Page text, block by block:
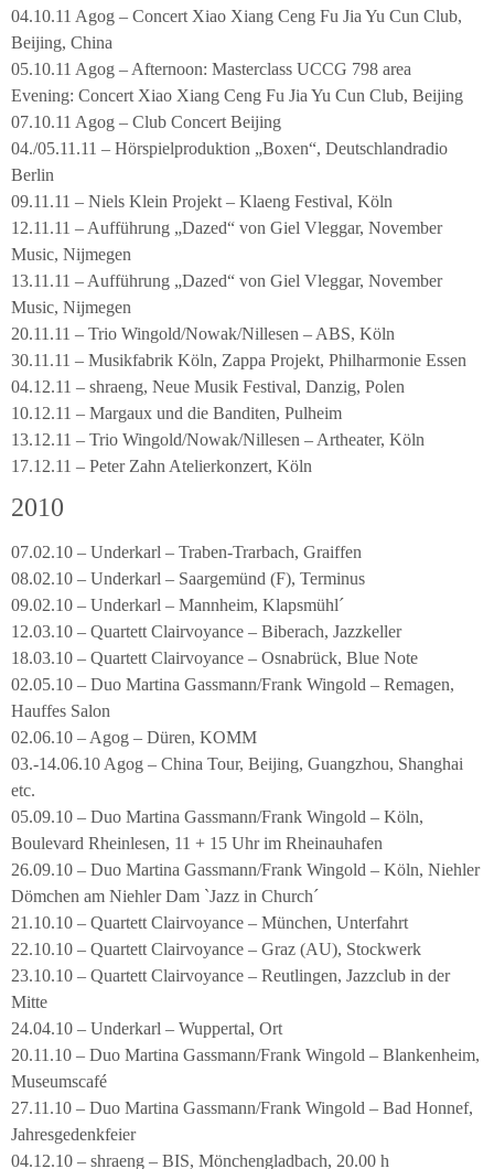
04.10.11 Agog – Concert Xiao Xiang Ceng Fu Jia Yu Cun Club,
Beijing, China
05.10.11 Agog – Afternoon: Masterclass UCCG 798 area
Evening: Concert Xiao Xiang Ceng Fu Jia Yu Cun Club, Beijing
07.10.11 Agog – Club Concert Beijing
04./05.11.11 – Hörspielproduktion „Boxen“, Deutschlandradio
Berlin
09.11.11 – Niels Klein Projekt – Klaeng Festival, Köln
12.11.11 – Aufführung „Dazed“ von Giel Vleggar, November
Music, Nijmegen
13.11.11 – Aufführung „Dazed“ von Giel Vleggar, November
Music, Nijmegen
20.11.11 – Trio Wingold/Nowak/Nillesen – ABS, Köln
30.11.11 – Musikfabrik Köln, Zappa Projekt, Philharmonie Essen
04.12.11 – shraeng, Neue Musik Festival, Danzig, Polen
10.12.11 – Margaux und die Banditen, Pulheim
13.12.11 – Trio Wingold/Nowak/Nillesen – Artheater, Köln
17.12.11 – Peter Zahn Atelierkonzert, Köln
2010
07.02.10 – Underkarl – Traben-Trarbach, Graiffen
08.02.10 – Underkarl – Saargemünd (F), Terminus
09.02.10 – Underkarl – Mannheim, Klapsmühl´
12.03.10 – Quartett Clairvoyance – Biberach, Jazzkeller
18.03.10 – Quartett Clairvoyance – Osnabrück, Blue Note
02.05.10 – Duo Martina Gassmann/Frank Wingold – Remagen,
Hauffes Salon
02.06.10 – Agog – Düren, KOMM
03.-14.06.10 Agog – China Tour, Beijing, Guangzhou, Shanghai
etc.
05.09.10 – Duo Martina Gassmann/Frank Wingold – Köln,
Boulevard Rheinlesen, 11 + 15 Uhr im Rheinauhafen
26.09.10 – Duo Martina Gassmann/Frank Wingold – Köln, Niehler
Dömchen am Niehler Dam `Jazz in Church´
21.10.10 – Quartett Clairvoyance – München, Unterfahrt
22.10.10 – Quartett Clairvoyance – Graz (AU), Stockwerk
23.10.10 – Quartett Clairvoyance – Reutlingen, Jazzclub in der
Mitte
24.04.10 – Underkarl – Wuppertal, Ort
20.11.10 – Duo Martina Gassmann/Frank Wingold – Blankenheim,
Museumscafé
27.11.10 – Duo Martina Gassmann/Frank Wingold – Bad Honnef,
Jahresgedenkfeier
04.12.10 – shraeng – BIS, Mönchengladbach, 20.00 h